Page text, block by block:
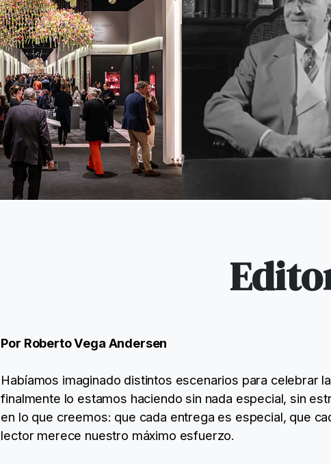
Por Roberto Vega Andersen
Habíamos imaginado distintos escenarios para celebrar
finalmente lo estamos haciendo sin nada especial, sin
en lo que creemos: que cada entrega es especial, que
lector merece nuestro máximo esfuerzo.